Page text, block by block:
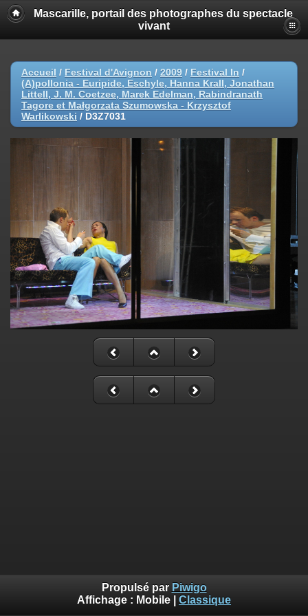
Mascarille, portail des photographes du spectacle
vivant
Accueil / Festival d'Avignon / 2009 / Festival In /
(A)pollonia - Euripide, Eschyle, Hanna Krall, Jonathan
Littell, J. M. Coetzee, Marek Edelman, Rabindranath
Tagore et Małgorzata Szumowska - Krzysztof
Warlikowski / D3Z7031
Propulsé par Piwigo
Affichage : Mobile Classique